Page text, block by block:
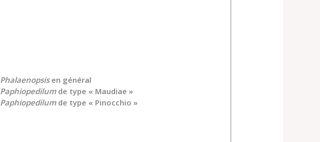
Phalaenopsisen général
Paphiopedilum de type « Maudiae »
Paphiopedilum de type « Pinocchio »